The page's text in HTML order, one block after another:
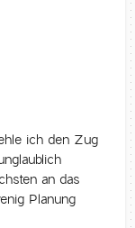
ich den Zug
an das
Planung